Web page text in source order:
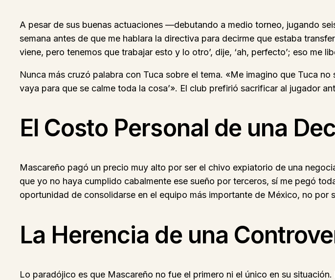
A pesar de sus buenas actuaciones —debutando a medio torneo, jugando
semana antes de que me hablara la directiva para decirme que estaba
viene, pero tenemos que trabajar esto y lo otro’, dije, ‘ah, perfecto’; eso me
Nunca más cruzó palabra con Tuca sobre el tema. «Me imagino que Tuca
vaya para que se calme toda la cosa’». El club prefirió sacrificar al jugador
El Costo Personal de una
Mascareño pagó un precio muy alto por ser el chivo expiatorio de una
que yo no haya cumplido cabalmente ese sueño por terceros, sí me pegó
oportunidad de consolidarse en el equipo más importante de México, no
La Herencia de una
Lo paradójico es que Mascareño no fue el primero ni el único en su